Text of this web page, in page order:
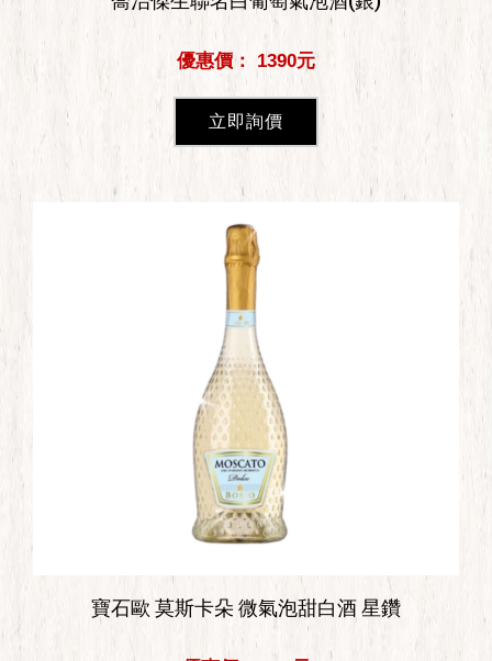
優惠價： 1390元
立即詢價
寶石歐 莫斯卡朵 微氣泡甜白酒 星鑽